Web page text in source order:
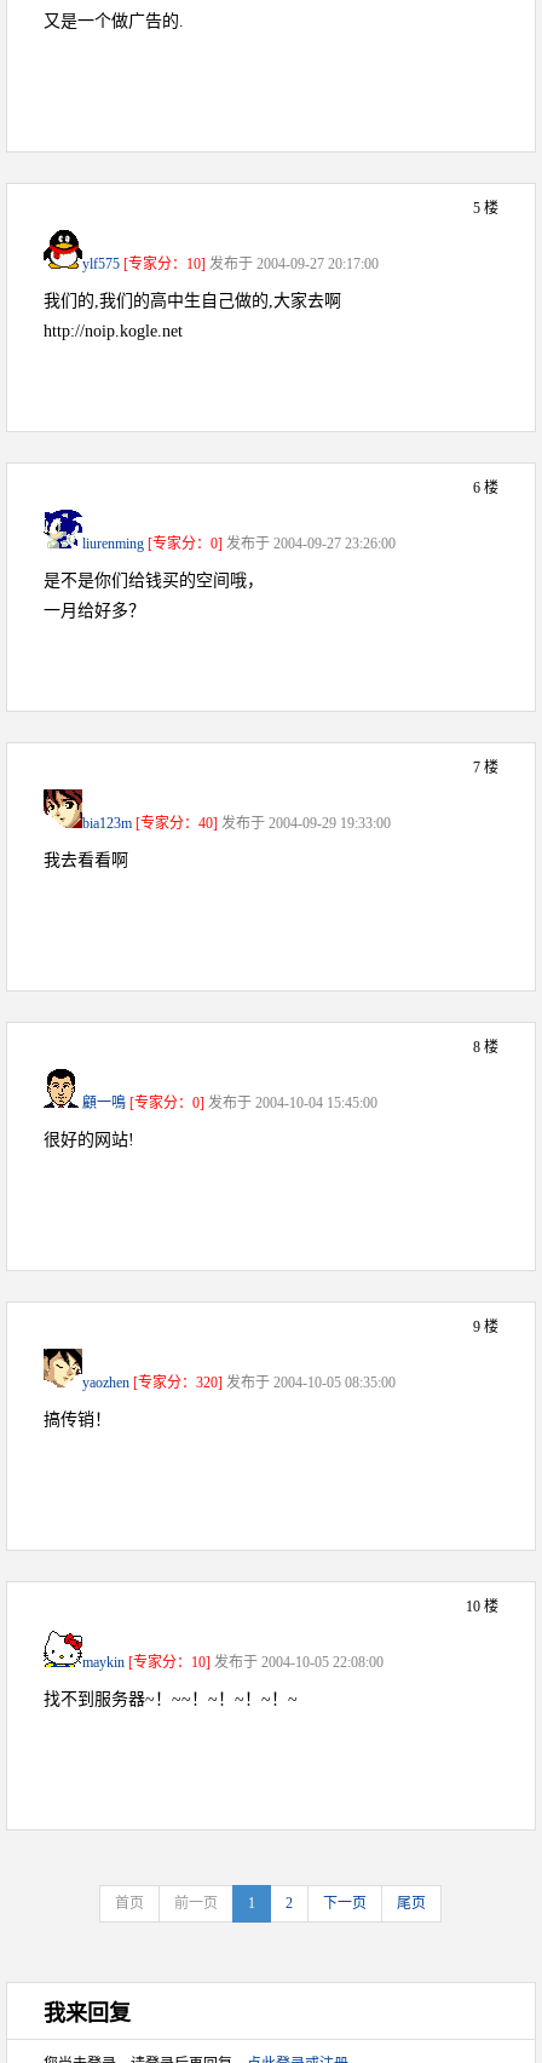
又是一个做广告的.
5 楼
ylf575 [专家分：10] 发布于 2004-09-27 20:17:00
我们的,我们的高中生自己做的,大家去啊
http://noip.kogle.net
6 楼
liurenming [专家分：0] 发布于 2004-09-27 23:26:00
是不是你们给钱买的空间哦，
一月给好多？
7 楼
bia123m [专家分：40] 发布于 2004-09-29 19:33:00
我去看看啊
8 楼
顧一鳴 [专家分：0] 发布于 2004-10-04 15:45:00
很好的网站!
9 楼
yaozhen [专家分：320] 发布于 2004-10-05 08:35:00
搞传销！
10 楼
maykin [专家分：10] 发布于 2004-10-05 22:08:00
找不到服务器~！~~！~！~！~！~
首页 前一页 1 2 下一页 尾页
我来回复